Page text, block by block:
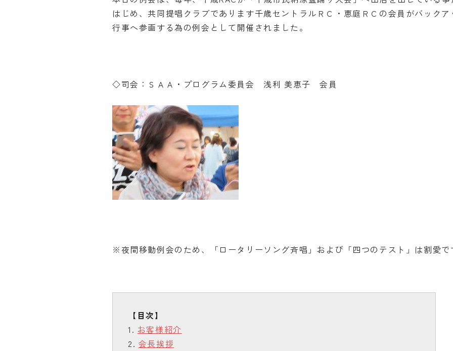
はじめ、共同提唱クラブであります千歳セントラルＲＣ・恵庭ＲＣの会員がバック
行事へ参画する為の例会として開催されました。
◇司会：ＳＡＡ・プログラム委員会 浅利 美恵子 会員
※夜間移動例会のため、「ロータリーソング斉唱」および「四つのテスト」は割愛で
お客様紹介
会長挨拶